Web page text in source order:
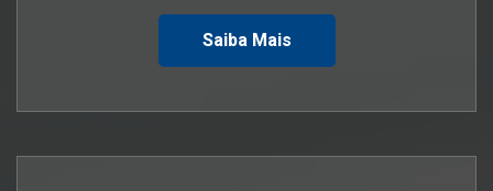
Saiba Mais